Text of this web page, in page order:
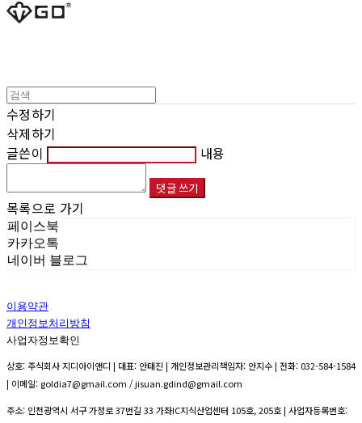
수정하기
삭제하기
글쓴이
내용
댓글 쓰기
목록으로 가기
페이스북
카카오톡
네이버 블로그
이용약관
개인정보처리방침
사업자정보확인
상호: 주식회사 지디아이앤디 | 대표: 안태진 | 개인정보관리책임자: 안지수 | 전화: 032-584-1584
| 이메일: goldia7@gmail.com / jisuan.gdind@gmail.com
주소: 인천광역시 서구 가정로 37번길 33 가좌IC지식산업센터 105호, 205호 | 사업자등록번호: